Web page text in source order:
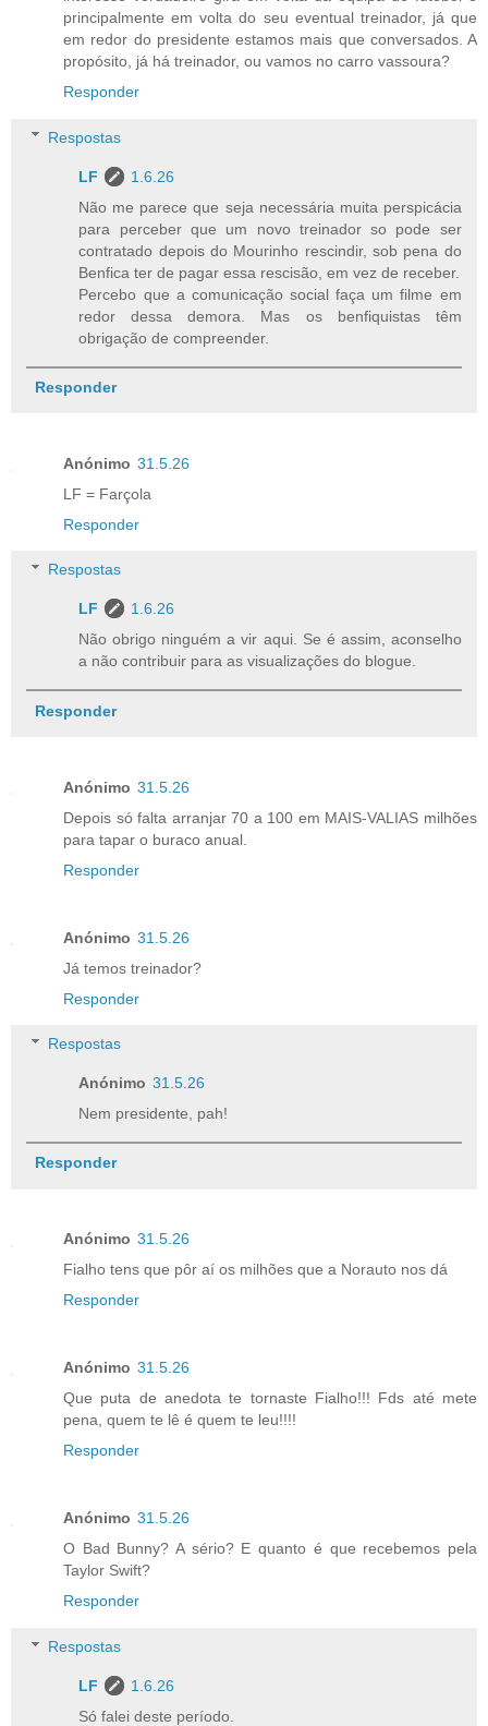
principalmente em volta do seu eventual treinador, já que
em redor do presidente estamos mais que conversados. A
propósito, já há treinador, ou vamos no carro vassoura?
Responder
Respostas
LF
1.6.26
Não me parece que seja necessária muita perspicácia
para perceber que um novo treinador so pode ser
contratado depois do Mourinho rescindir, sob pena do
Benfica ter de pagar essa rescisão, em vez de receber.
Percebo que a comunicação social faça um filme em
redor dessa demora. Mas os benfiquistas têm
obrigação de compreender.
Responder
Anónimo 31.5.26
LF = Farçola
Responder
Respostas
LF
1.6.26
Não obrigo ninguém a vir aqui. Se é assim, aconselho
a não contribuir para as visualizações do blogue.
Responder
Anónimo 31.5.26
Depois só falta arranjar 70 a 100 em MAIS-VALIAS milhões
para tapar o buraco anual.
Responder
Anónimo 31.5.26
Já temos treinador?
Responder
Respostas
Anónimo 31.5.26
Nem presidente, pah!
Responder
Anónimo 31.5.26
Fialho tens que pôr aí os milhões que a Norauto nos dá
Responder
Anónimo 31.5.26
Que puta de anedota te tornaste Fialho!!! Fds até mete
pena, quem te lê é quem te leu!!!!
Responder
Anónimo 31.5.26
O Bad Bunny? A sério? E quanto é que recebemos pela
Taylor Swift?
Responder
Respostas
LF
1.6.26
Só falei deste período.